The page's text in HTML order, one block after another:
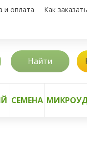
и оплата Как заказать
Найти
СЕМЕНА